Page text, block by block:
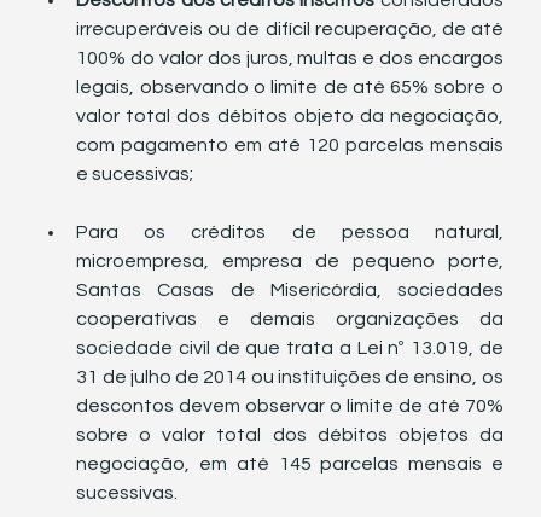
irrecuperáveis ou de difícil recuperação, de até
100% do valor dos juros, multas e dos encargos
legais, observando o limite de até 65% sobre o
valor total dos débitos objeto da negociação,
com pagamento em até 120 parcelas mensais
e sucessivas;
Para os créditos de pessoa natural,
microempresa, empresa de pequeno porte,
Santas Casas de Misericórdia, sociedades
cooperativas e demais organizações da
sociedade civil de que trata a Lei nº 13.019, de
31 de julho de 2014 ou instituições de ensino, os
descontos devem observar o limite de até 70%
sobre o valor total dos débitos objetos da
negociação, em até 145 parcelas mensais e
sucessivas.